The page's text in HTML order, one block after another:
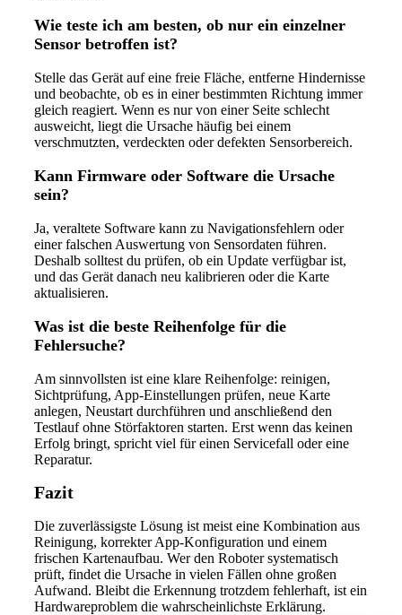
Wie teste ich am besten, ob nur ein einzelner
Sensor betroffen ist?
Stelle das Gerät auf eine freie Fläche, entferne Hindernisse
und beobachte, ob es in einer bestimmten Richtung immer
gleich reagiert. Wenn es nur von einer Seite schlecht
ausweicht, liegt die Ursache häufig bei einem
verschmutzten, verdeckten oder defekten Sensorbereich.
Kann Firmware oder Software die Ursache
sein?
Ja, veraltete Software kann zu Navigationsfehlern oder
einer falschen Auswertung von Sensordaten führen.
Deshalb solltest du prüfen, ob ein Update verfügbar ist,
und das Gerät danach neu kalibrieren oder die Karte
aktualisieren.
Was ist die beste Reihenfolge für die
Fehlersuche?
Am sinnvollsten ist eine klare Reihenfolge: reinigen,
Sichtprüfung, App-Einstellungen prüfen, neue Karte
anlegen, Neustart durchführen und anschließend den
Testlauf ohne Störfaktoren starten. Erst wenn das keinen
Erfolg bringt, spricht viel für einen Servicefall oder eine
Reparatur.
Fazit
Die zuverlässigste Lösung ist meist eine Kombination aus
Reinigung, korrekter App-Konfiguration und einem
frischen Kartenaufbau. Wer den Roboter systematisch
prüft, findet die Ursache in vielen Fällen ohne großen
Aufwand. Bleibt die Erkennung trotzdem fehlerhaft, ist ein
Hardwareproblem die wahrscheinlichste Erklärung.